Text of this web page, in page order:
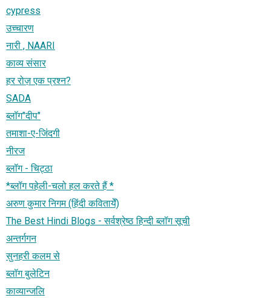
cypress
उच्चारण
नारी , NAARI
काव्य संसार
हर रोज़ एक प्रश्न?
SADA
ब्लॉग"दीप"
तमाशा-ए-जिंदगी
नीरज
ब्लॉग - चिट्ठा
*ब्लॉग पहेली-चलो हल करते हैं *
अरुण कुमार निगम (हिंदी कवितायेँ)
The Best Hindi Blogs - सर्वश्रेष्ठ हिन्दी ब्लॉग सूची
अन्तर्गगन
सुनहरी कलम से
ब्लॉग बुलेटिन
काव्यान्जलि